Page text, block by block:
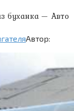
буханка — Авто
Автор: